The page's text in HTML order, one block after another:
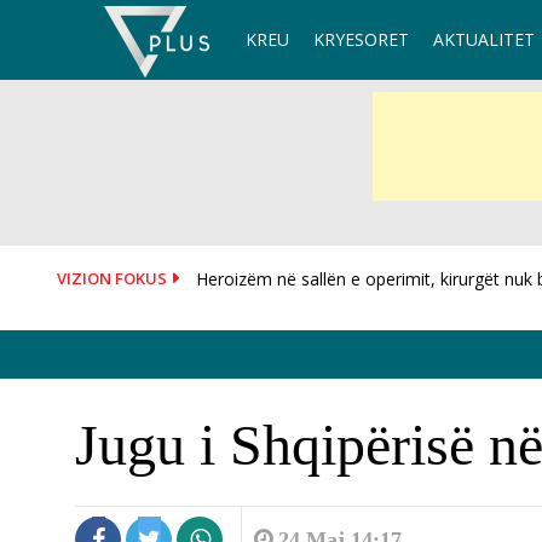
KREU KRYESORET AKTUALITET
VIZION FOKUS Heroizëm në sallën e operimit, kirurgët nuk
Jugu i Shqipërisë